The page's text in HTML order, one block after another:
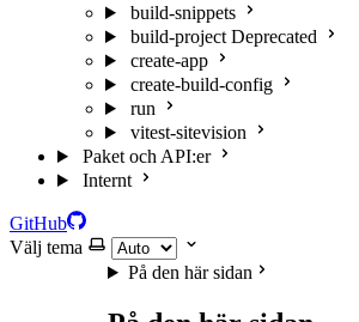
build-snippets
build-project Deprecated
create-app
create-build-config
run
vitest-sitevision
Paket och API:er
Internt
GitHub
Välj tema
På den här sidan